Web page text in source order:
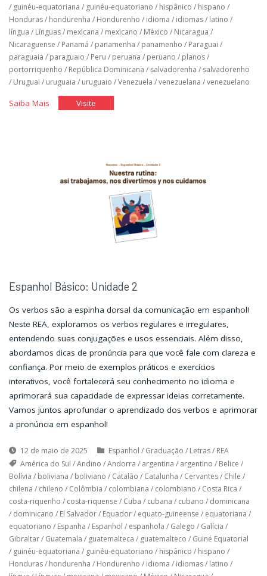
/ guinéu-equatoriana / guinéu-equatoriano / hispânico / hispano /
Honduras/ hondurenha / Hondurenho / idioma / idiomas/ latino /
língua / Línguas/ mexicana / mexicano / México / Nicaragua /
Nicaraguense / Panamá / panamenha / panamenho / Paraguai /
paraguaia / paraguaio / Peru / peruana / peruano / planos/
portorriquenho / República Dominicana / salvadorenha / salvadorenho
/ Uruguai / uruguaia / uruguaio /Venezuela /venezuelana /venezuelano
Saiba Mais"EspanholVisite"Espanhol
Espanhol Básico: Unidade 2
Os verbos são a espinha dorsal da comunicação em espanhol!
Neste REA, exploramos os verbos regulares e irregulares,
entendendo suas conjugações e usos essenciais. Além disso,
abordamos dicas de pronúncia para que você fale com clareza e
confiança. Por meio de exemplos práticos e exercícios
interativos, você fortalecerá seu conhecimento no idioma e
aprimorará sua capacidade de expressar ideias corretamente.
Vamos juntos aprofundar o aprendizado dos verbos e aprimorar
a pronúncia em espanhol!
12 de maio de 2025 Espanhol / Graduação / Letras/ REA
América do Sul /Andino /Andorra / argentina / argentino / Belice /
Bolívia / boliviana / boliviano / Catalão / Catalunha / Cervantes/ Chile /
chilena / chileno / Colômbia / colombiana / colombiano / Costa Rica /
costa-riquenho / costa-riquense / Cuba / cubana / cubano / dominicana
/ dominicano / El Salvador/ Equador/ equato-guineense / equatoriana /
equatoriano / Espanha / Espanhol / espanhola / Galego / Galícia /
Gibraltar/ Guatemala / guatemalteca / guatemalteco / Guiné Equatorial
/ guinéu-equatoriana / guinéu-equatoriano / hispânico / hispano /
Honduras/ hondurenha / Hondurenho / idioma / idiomas/ latino /